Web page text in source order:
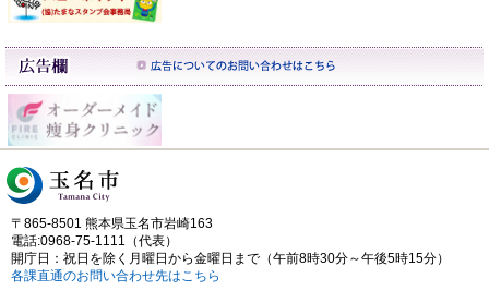
〒865-8501 熊本県玉名市岩崎163
電話:0968-75-1111（代表）
開庁日：祝日を除く月曜日から金曜日まで（午前8時30分～午後5時15分）
各課直通のお問い合わせ先はこちら